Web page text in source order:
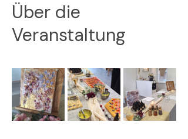
Über die
Veranstaltung